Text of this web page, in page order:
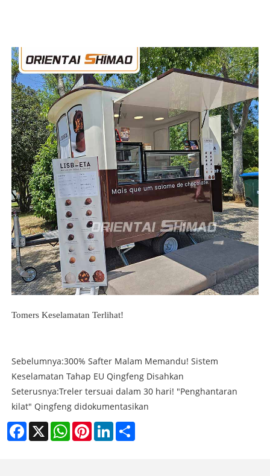
Tomers Keselamatan Terlihat!
Sebelumnya:300% Safter Malam Memandu! Sistem
Keselamatan Tahap EU Qingfeng Disahkan
Seterusnya:Treler tersuai dalam 30 hari! "Penghantaran
kilat" Qingfeng didokumentasikan
Facebook
X WhatsAppPinterestLinkedIn